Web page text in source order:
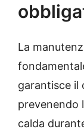
La
garantisce il
prevenendo
calda